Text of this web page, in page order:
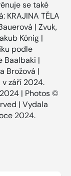
se také
KRAJINA TĚLA
| Zvuk,
König |
podle
Baalbaki |
Brožová |
v září 2024.
| Photos ©
| Vydala
2024.